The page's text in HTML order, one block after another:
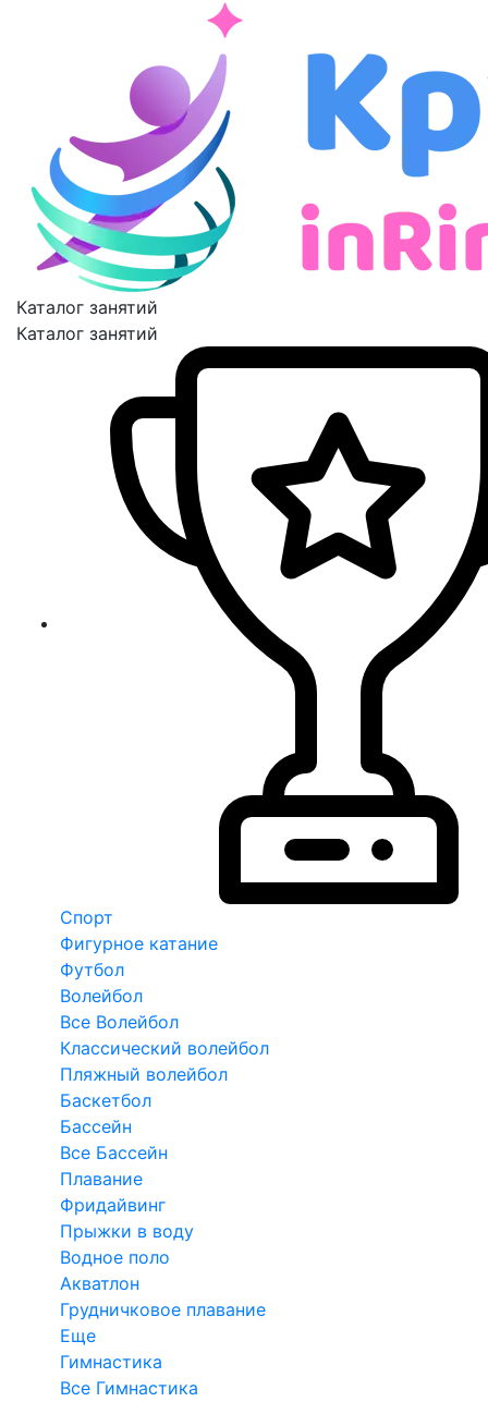
Каталог занятий
Каталог занятий
Спорт
Фигурное катание
Футбол
Волейбол
Все Волейбол
Классический волейбол
Пляжный волейбол
Баскетбол
Бассейн
Все Бассейн
Плавание
Фридайвинг
Прыжки в воду
Водное поло
Акватлон
Грудничковое плавание
Еще
Гимнастика
Все Гимнастика